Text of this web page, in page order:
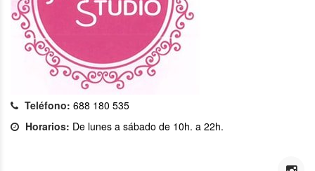
Teléfono: 688 180 535
Horarios: De lunes a sábado de 10h. a 22h.